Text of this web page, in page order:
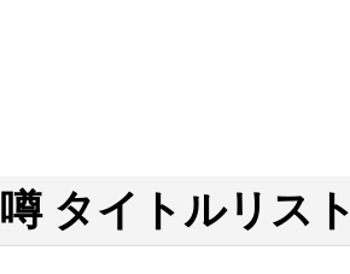
タイトルリスト